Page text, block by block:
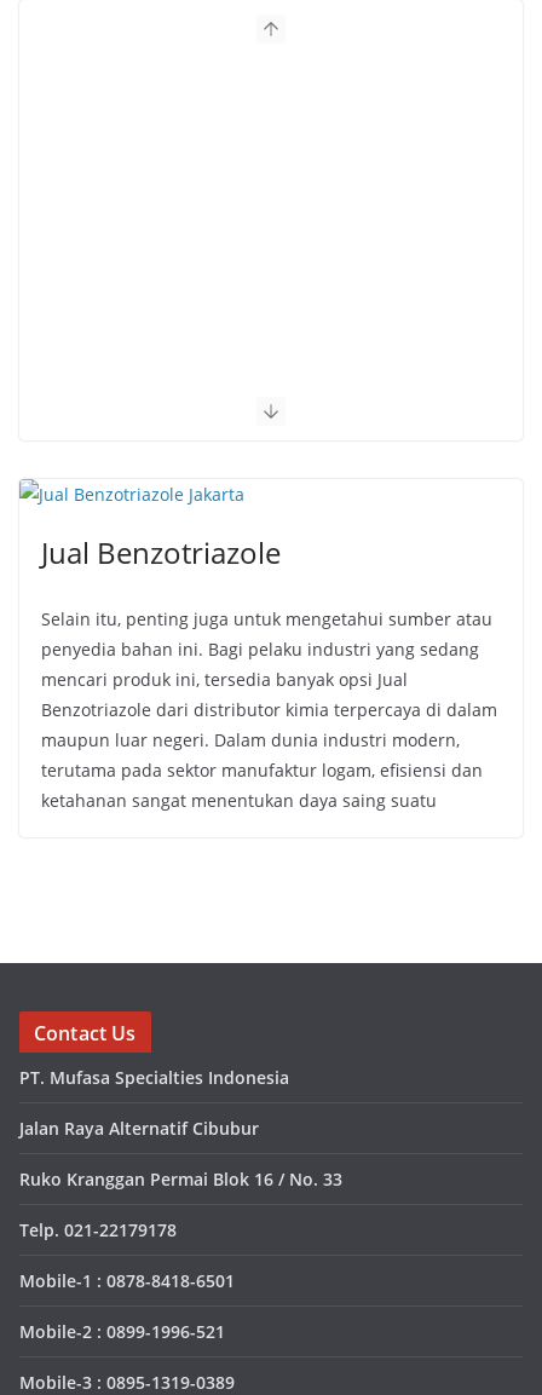
Jual Benzotriazole
Selain itu, penting juga untuk mengetahui sumber atau
penyedia bahan ini. Bagi pelaku industri yang sedang
mencari produk ini, tersedia banyak opsi Jual
Benzotriazole dari distributor kimia terpercaya di dalam
maupun luar negeri. Dalam dunia industri modern,
terutama pada sektor manufaktur logam, efisiensi dan
ketahanan sangat menentukan daya saing suatu
Contact Us
PT. Mufasa Specialties Indonesia
Jalan Raya Alternatif Cibubur
Ruko Kranggan Permai Blok 16 / No. 33
Telp. 021-22179178
Mobile-1 : 0878-8418-6501
Mobile-2 : 0899-1996-521
Mobile-3 : 0895-1319-0389